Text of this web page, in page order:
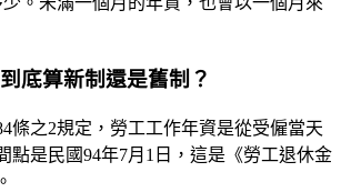
底算新制還是舊制？
條之2規定，勞工工作年資是從受僱當天
點是民國94年7月1日，這是《勞工退休金